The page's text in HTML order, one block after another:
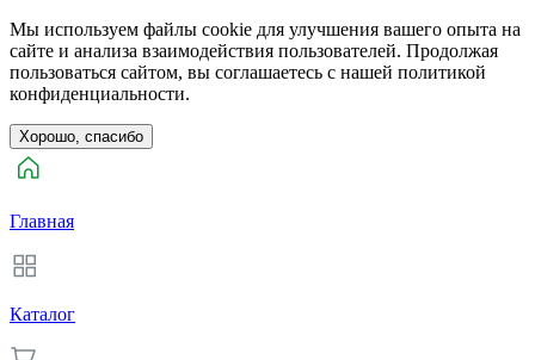
Мы используем файлы cookie для улучшения вашего опыта на
сайте и анализа взаимодействия пользователей. Продолжая
пользоваться сайтом, вы соглашаетесь с нашей политикой
конфиденциальности.
Хорошо, спасибо
Главная
Каталог